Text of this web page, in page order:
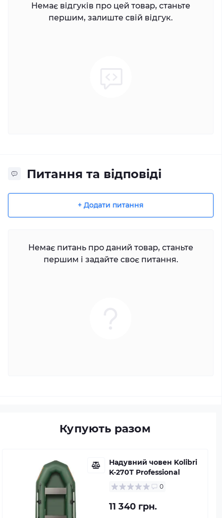
Немає відгуків про цей товар, станьте
першим, залиште свій відгук.
Питання та відповіді
+ Додати питання
Немає питань про даний товар, станьте
першим і задайте своє питання.
Купують разом
Надувний човен Kolibri
K-270Т Professional
0
11 340 грн.